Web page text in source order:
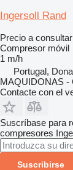
Ingersoll Rand
Precio a consultar
Compresor móvil
1 m/h
Portugal,
MAQUIDONAS -
Contacte con el
Suscríbase para
compresores
Suscribirse